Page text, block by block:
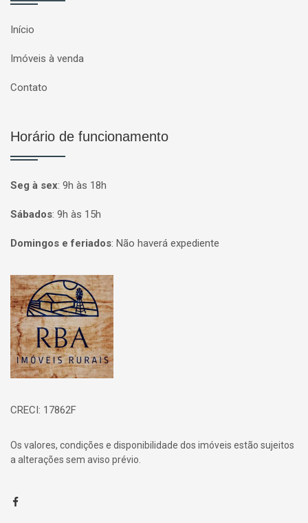
Início
Imóveis à venda
Contato
Horário de funcionamento
Seg à sex: 9h às 18h
Sábados: 9h às 15h
Domingos e feriados: Não haverá expediente
Página inicial
CRECI: 17862F
Os valores, condições e disponibilidade dos imóveis estão sujeitos
a alterações sem aviso prévio.
Facebook